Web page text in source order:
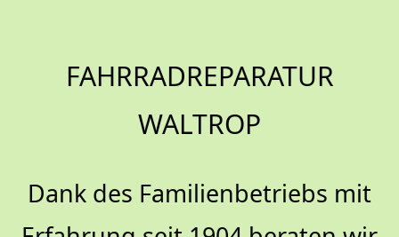
FAHRRADREPARATUR
WALTROP
Dank des Familienbetriebs mit